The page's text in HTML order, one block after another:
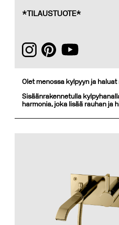
*TILAUSTUOTE*
Olet menossa kylpyyn ja
Sisäänrakennetulla
harmonia, joka lisää rauhan ja